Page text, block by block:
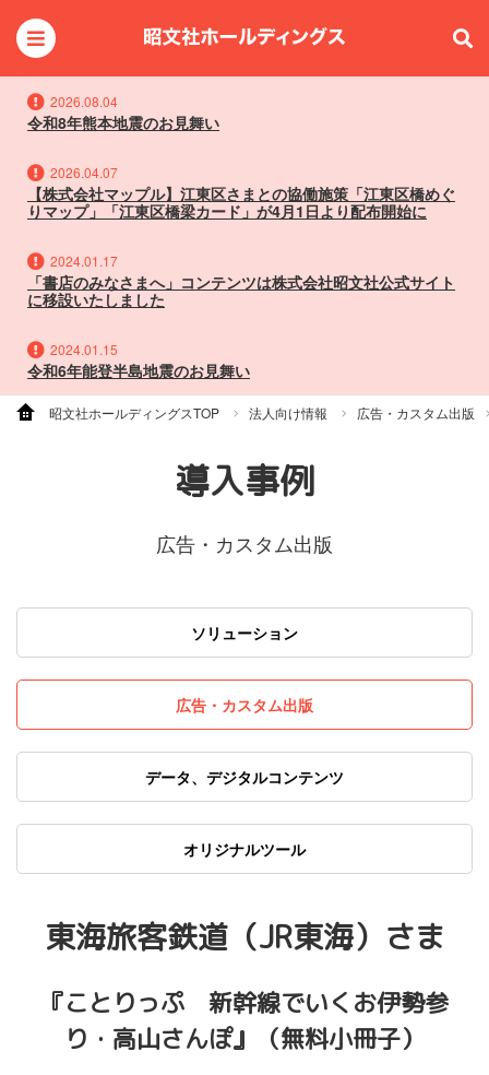
2026.08.04
令和8年熊本地震のお見舞い
2026.04.07
【株式会社マップル】江東区さまとの協働施策「江東区橋めぐ
りマップ」「江東区橋梁カード」が4月1日より配布開始に
2024.01.17
「書店のみなさまへ」コンテンツは株式会社昭文社公式サイト
に移設いたしました
2024.01.15
令和6年能登半島地震のお見舞い
昭文社ホールディングスTOP 法人向け情報 広告・カスタム出版
導入事例
広告・カスタム出版
ソリューション
広告・カスタム出版
データ、デジタルコンテンツ
オリジナルツール
東海旅客鉄道（JR東海）さま
『ことりっぷ 新幹線でいくお伊勢参
り・高山さんぽ』（無料小冊子）